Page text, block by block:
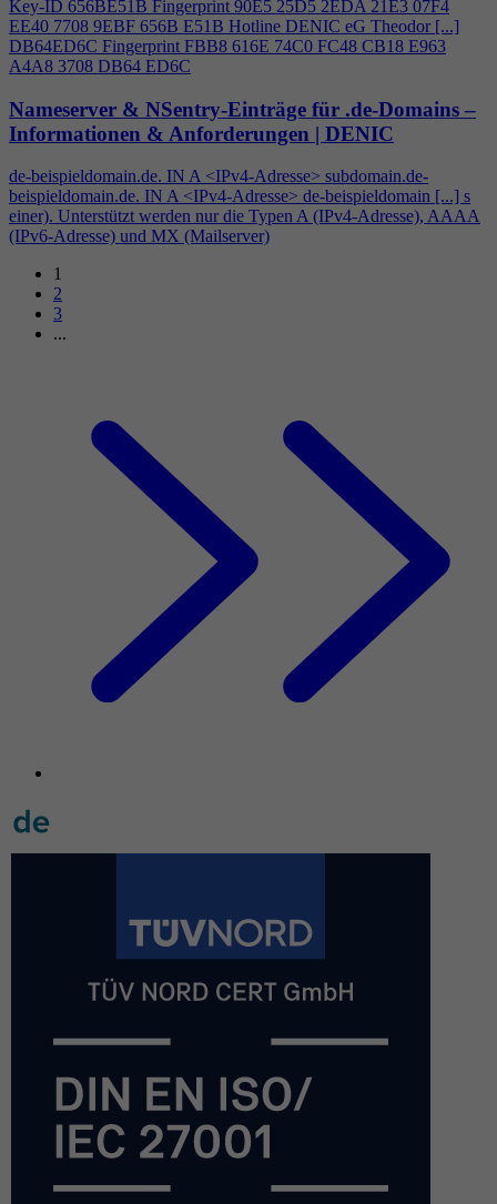
Key-ID 656BE51B Fingerprint 90E5 25D5 2EDA 21E3 07F4
EE40 7708 9EBF 656B E51B Hotline DENIC eG Theodor [...]
DB64ED6C Fingerprint FBB8 616E 74C0 FC48 CB18 E963
A4A8 3708 DB64 ED6C
Nameserver & NSentry-Einträge für .de-Domains –
Informationen & Anforderungen | DENIC
de-beispieldomain.de. IN A <IPv4-Adresse> subdomain.de-
beispieldomain.de. IN A <IPv4-Adresse> de-beispieldomain [...] s
einer). Unterstützt werden nur die Typen A (IPv4-Adresse), AAAA
(IPv6-Adresse) und MX (Mailserver)
1
2
3
...